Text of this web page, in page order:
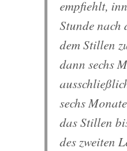
empfiehlt,
Stunde nach
dem Stillen
dann sechs
sechs
das Stillen
des zweiten